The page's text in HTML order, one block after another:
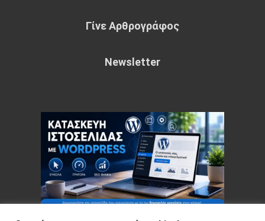
Γίνε Αρθρογράφος
Newsletter